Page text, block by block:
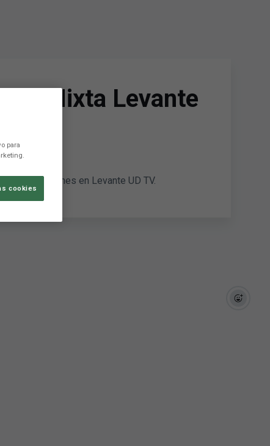
Mixta Levante
declaraciones en Levante UD TV.
para
cookies